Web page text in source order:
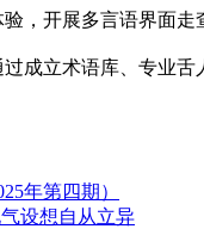
开展多言语界面走
成立术语库、专业
年第四期）
设想自从立异